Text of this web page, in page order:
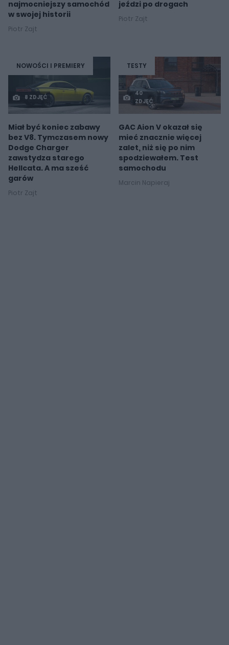
najmocniejszy samochód
w swojej historii
Piotr Zajt
jeździ po drogach
Piotr Zajt
NOWOŚCI I PREMIERY
8 ZDJĘĆ
Miał być koniec zabawy
bez V8. Tymczasem nowy
Dodge Charger
zawstydza starego
Hellcata. A ma sześć
garów
Piotr Zajt
TESTY
40
ZDJĘĆ
GAC Aion V okazał się
mieć znacznie więcej
zalet, niż się po nim
spodziewałem. Test
samochodu
Marcin Napieraj